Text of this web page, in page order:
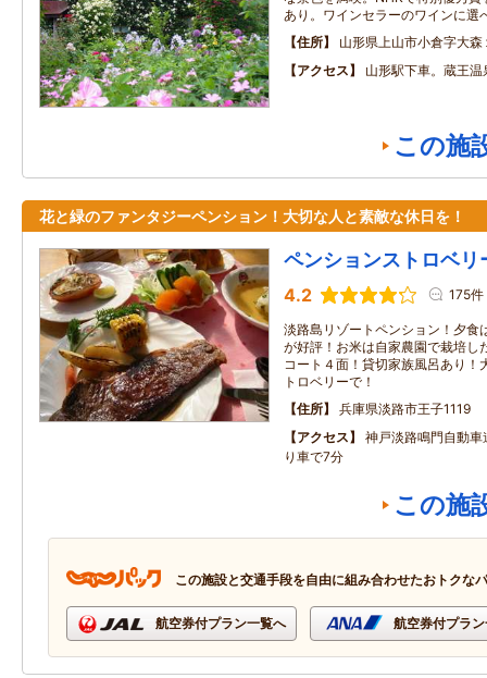
あり。ワインセラーのワインに選
住所
山形県上山市小倉字大森
アクセス
山形駅下車。蔵王
この施
花と緑のファンタジーペンション！大切な人と素敵な休日を！
ペンションストロベリ
4.2 175件
淡路島リゾートペンション！夕食
が好評！お米は自家農園で栽培し
コート４面！貸切家族風呂あり！
トロベリーで！
住所
兵庫県淡路市王子1119
アクセス
神戸淡路鳴門自動
り車で7分
この施
この施設と交通手段を自由に組み合わせたおトクな
航空券付プラン一覧へ 航空券付プラ